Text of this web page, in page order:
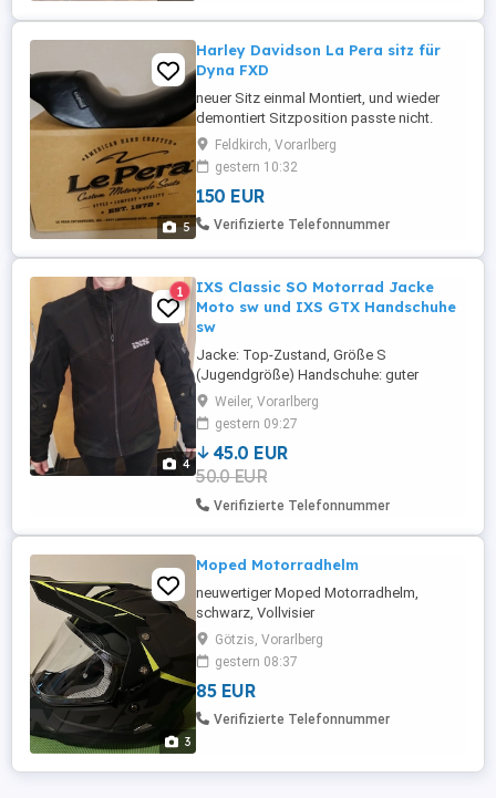
5
Harley Davidson La Pera sitz für
Dyna FXD
neuer Sitz einmal Montiert, und wieder
demontiert Sitzposition passte nicht.
Neupreis 450.-
Feldkirch, Vorarlberg
gestern 10:32
150 EUR
Verifizierte Telefonnummer
4
1
IXS Classic SO Motorrad Jacke
Moto sw und IXS GTX Handschuhe
sw
Jacke: Top-Zustand, Größe S
(Jugendgröße) Handschuhe: guter
Zustand, Größe M Privatverkauf: Kleidung
gebraucht, ohne Garantie, bzw.
Gewährleistung und ohne Rücknahme
Verkauf nur gegen Abholung in 6837
Weiler Beschreibung lt. Internet: -
Obermaterial wasserdicht und
atmungsaktiv, Nähte nicht verschweißt -
Elastisches ...
Weiler, Vorarlberg
gestern 09:27
45.0 EUR
50.0 EUR
Verifizierte Telefonnummer
3
Moped Motorradhelm
neuwertiger Moped Motorradhelm,
schwarz, Vollvisier
Götzis, Vorarlberg
gestern 08:37
85 EUR
Verifizierte Telefonnummer